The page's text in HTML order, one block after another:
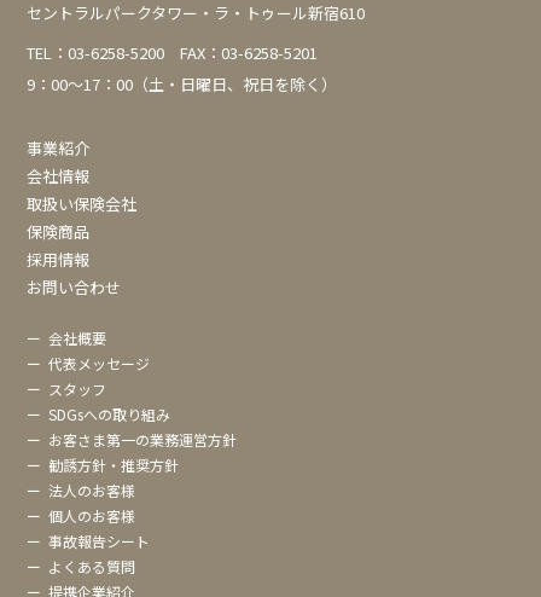
セントラルパークタワー・ラ・トゥール新宿610
TEL：03-6258-5200 FAX：03-6258-5201
9：00～17：00（土・日曜日、祝日を除く）
事業紹介
会社情報
取扱い保険会社
保険商品
採用情報
お問い合わせ
ー会社概要
ー代表メッセージ
ー スタッフ
ーSDGsへの取り組み
ー お客さま第一の業務運営方針
ー 勧誘方針・推奨方針
ー法人のお客様
ー個人のお客様
ー事故報告シート
ー よくある質問
ー提携企業紹介